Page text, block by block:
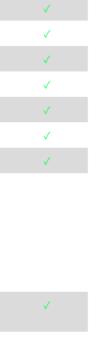
✓
✓
✓
✓
✓
✓
✓
✓